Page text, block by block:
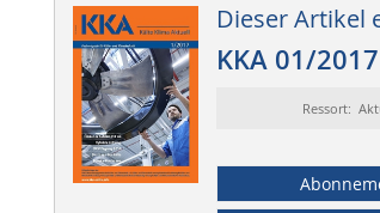
Dieser Artikel
KKA 01/2017
Ressort: